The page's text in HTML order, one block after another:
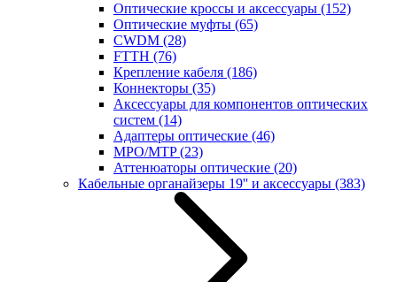
Оптические кроссы и аксессуары (152)
Оптические муфты (65)
CWDM (28)
FTTH (76)
Крепление кабеля (186)
Коннекторы (35)
Аксессуары для компонентов оптических
систем (14)
Адаптеры оптические (46)
MPO/MTP(23)
Аттенюаторы оптические (20)
Кабельные органайзеры 19'' и аксессуары (383)